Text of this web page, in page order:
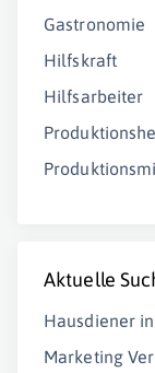
Gastronomie
Hilfskraft
Hilfsarbeiter
Aktuelle
Hausdiener
Marketing